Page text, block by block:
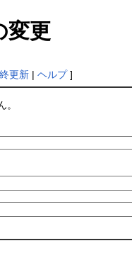
変更
更新| ヘルプ]